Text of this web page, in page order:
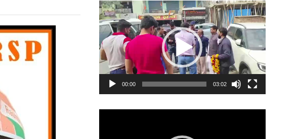
Video
Player
00:00 03:02